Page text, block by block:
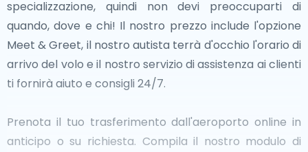
specializzazione, quindi non devi preoccuparti di
quando, dove e chi! Il nostro prezzo include l'opzione
Meet & Greet, il nostro autista terrà d'occhio l'orario di
arrivo del volo e il nostro servizio di assistenza ai clienti
ti fornirà aiuto e consigli 24/7.
Prenota il tuo trasferimento dall'aeroporto online in
anticipo o su richiesta. Compila il nostro modulo di